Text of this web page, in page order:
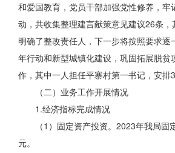
和爱国教育，党员干部加强党性修养，
动，共收集整理建言献策意见建议26条
明确了整改责任人，下一步将按照要求
年行动和新型城镇化建设，巩固拓展脱
作，其中一人担任平寨村第一书记，安
（二）业务工作开展情况
1.经济指标完成情况
（1）固定资产投资。2023年我局
元。